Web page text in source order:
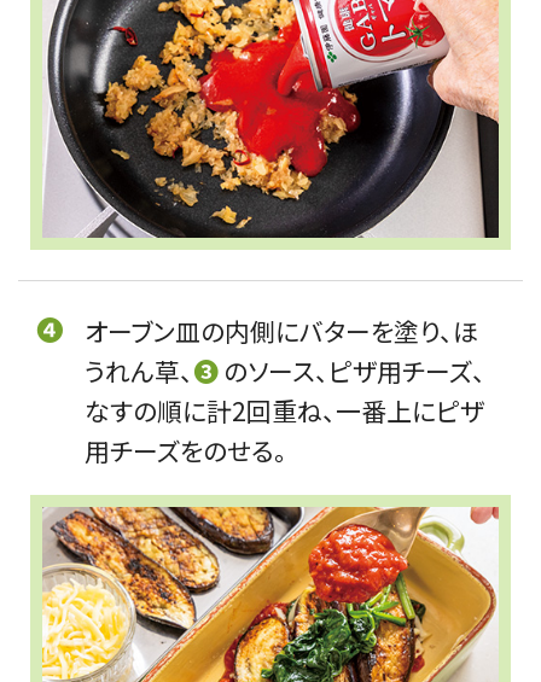
❹
オーブン皿の内側にバターを塗り、ほ
うれん草、 ❸ のソース、ピザ用チーズ、
なすの順に計2回重ね、一番上にピザ
用チーズをのせる。